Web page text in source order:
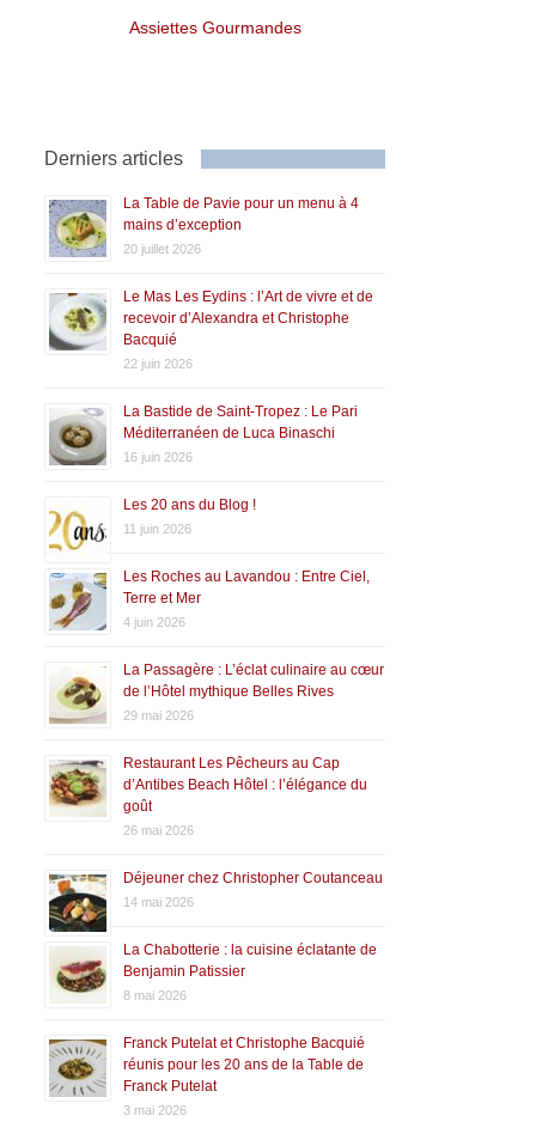
Assiettes Gourmandes
Derniers articles
La Table de Pavie pour un menu à 4
mains d’exception
20 juillet 2026
Le Mas Les Eydins : l’Art de vivre et de
recevoir d’Alexandra et Christophe
Bacquié
22 juin 2026
La Bastide de Saint-Tropez : Le Pari
Méditerranéen de Luca Binaschi
16 juin 2026
Les 20 ans du Blog !
11 juin 2026
Les Roches au Lavandou : Entre Ciel,
Terre et Mer
4 juin 2026
La Passagère : L’éclat culinaire au cœur
de l’Hôtel mythique Belles Rives
29 mai 2026
Restaurant Les Pêcheurs au Cap
d’Antibes Beach Hôtel : l’élégance du
goût
26 mai 2026
Déjeuner chez Christopher Coutanceau
14 mai 2026
La Chabotterie : la cuisine éclatante de
Benjamin Patissier
8 mai 2026
Franck Putelat et Christophe Bacquié
réunis pour les 20 ans de la Table de
Franck Putelat
3 mai 2026